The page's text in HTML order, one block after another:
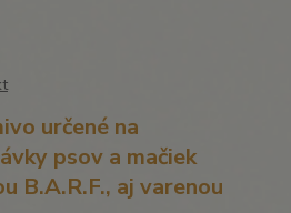
určené na
psov a mačiek
B.A.R.F., aj varenou